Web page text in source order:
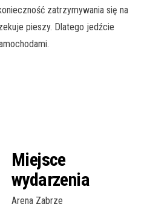
zatrzymywania się na
pieszy. Dlatego jedźcie
Miejsce
wydarzenia
Arena Zabrze